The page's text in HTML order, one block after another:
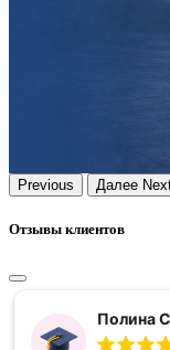
Previous Далее
Отзывы клиентов
Полина